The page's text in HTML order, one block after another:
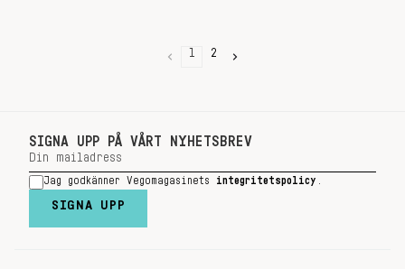
1 2
SIGNA UPP PÅ VÅRT NYHETSBREV
Jag godkänner Vegomagasinets integritetspolicy
SIGNA UPP